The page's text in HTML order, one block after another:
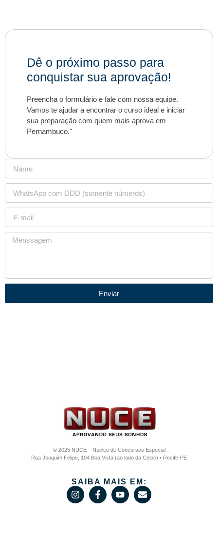
Dê o próximo passo para
conquistar sua aprovação!
Preencha o formulário e fale com nossa equipe.
Vamos te ajudar a encontrar o curso ideal e iniciar
sua preparação com quem mais aprova em
Pernambuco."
Enviar
© 2025 NUCE – Núcleo de Concursos Especial
Rua Joaquim Felipe, 104 Boa Vista (ao lado da Celpe) • Recife-PE
SAIBA MAIS EM: